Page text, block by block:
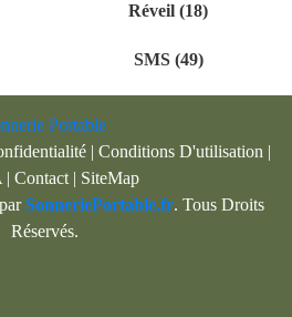
Réveil (18)
SMS (49)
Portable
| Conditions D'utilisation |
| Contact | SiteMap
SonneriePortable.fr. Tous Droits
Réservés.